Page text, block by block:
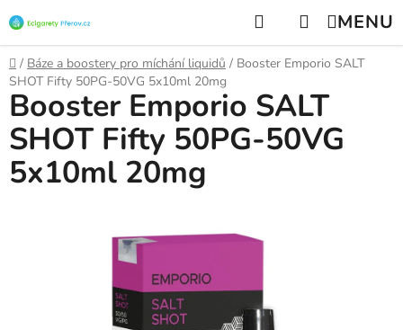
na
obsah
Hledat NÁKUPNÍ
KOŠÍK
Domů
/ Báze a boostery pro míchání liquidů / Booster Emporio SALT
SHOT Fifty 50PG-50VG 5x10ml 20mg
Booster Emporio SALT
SHOT Fifty 50PG-50VG
5x10ml 20mg